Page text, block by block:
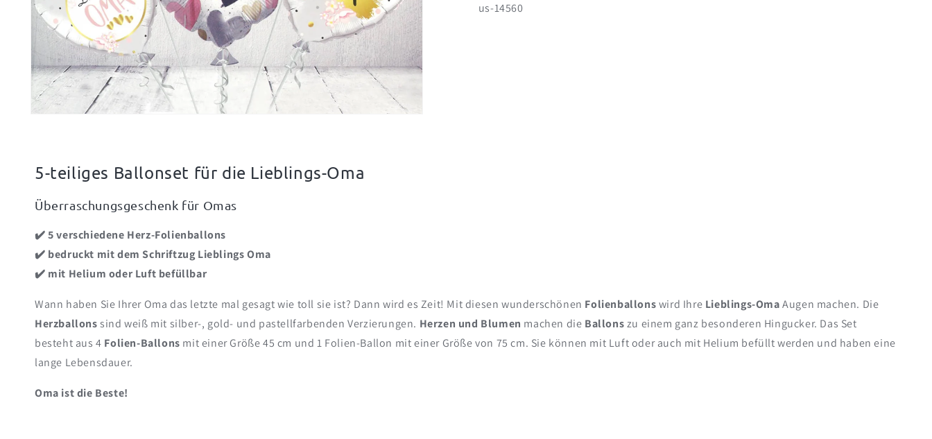
Set
us-14560
5-teiliges Ballonset für die Lieblings-Oma
Überraschungsgeschenk für Omas
✔️ 5 verschiedene Herz-Folienballons
✔️ bedruckt mit dem Schriftzug Lieblings Oma
✔️ mit Helium oder Luft befüllbar
Wann haben Sie Ihrer Oma das letzte mal gesagt wie toll sie ist? Dann wird es Zeit! Mit diesen wunderschönen Folienballonswird Ihre Lieblings-OmaAugen machen. Die
Herzballons sind weiß mit silber-, gold- und pastellfarbenden Verzierungen. Herzen und Blumen machen die Ballonszu einem ganz besonderen Hingucker. Das Set
besteht aus 4 Folien-Ballons mit einer Größe 45 cm und 1 Folien-Ballon mit einer Größe von 75 cm. Sie können mit Luft oder auch mit Helium befüllt werden und haben eine
lange Lebensdauer.
Oma ist die Beste!